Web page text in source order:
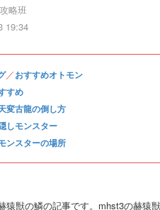
略班
19:34
／おすすめオトモン
すめ
変古龍の倒し方
しモンスター
ンスターの場所
猿獣の鱗の記事です。mhst3の赫猿